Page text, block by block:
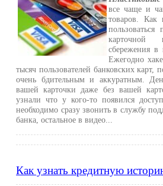
все чаще и
товаров. Как
пользоваться
сбережения в
Ежегодно
тысяч пользователей банковских карт,
очень бдительным и аккуратным.
вашей карточки даже без вашей
узнали что у кого-то появился
необходимо сразу звонить в службу
банка, остальное в видео...
Как узнать кредитную